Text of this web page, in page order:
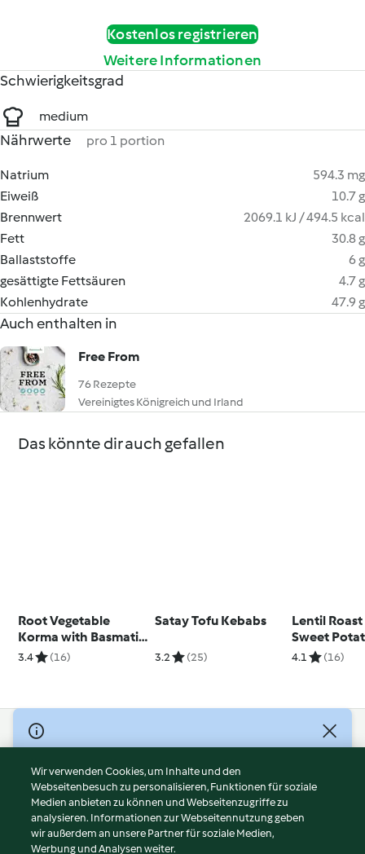
Kostenlos registrieren
Weitere Informationen
Schwierigkeitsgrad
medium
Nährwerte pro 1 portion
Natrium
594.3 mg
Eiweiß
10.7 g
Brennwert
2069.1 kJ / 494.5 kcal
Fett
30.8 g
Ballaststoffe
6 g
gesättigte Fettsäuren
4.7 g
Kohlenhydrate
47.9 g
Auch enthalten in
Free From
76 Rezepte
Vereinigtes Königreich und Irland
Das könnte dir auch gefallen
Root Vegetable
Korma with Basmati
Rice
3.4 (16)
Satay Tofu Kebabs
3.2 (25)
Lentil
Sweet
Celeriac
4.1 (16)
© Copyright 2026
Nutzungsbedingungen
Datenschutzrichtlinien
Disclaimer
Impressum
Wir verwenden Cookies, um Inhalte und den
Webseitenbesuch zu personalisieren, Funktionen für soziale
Medien anbieten zu können und Webseitenzugriffe zu
analysieren. Informationen zur Webseitennutzung geben
wir außerdem an unsere Partner für soziale Medien,
Werbung und Analysen weiter.